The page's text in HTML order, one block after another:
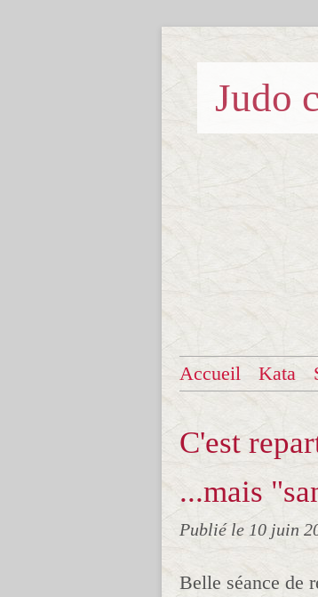
Judo
Accueil Kata
C'est
...mais
Publié le 10 juin
Belle séance de